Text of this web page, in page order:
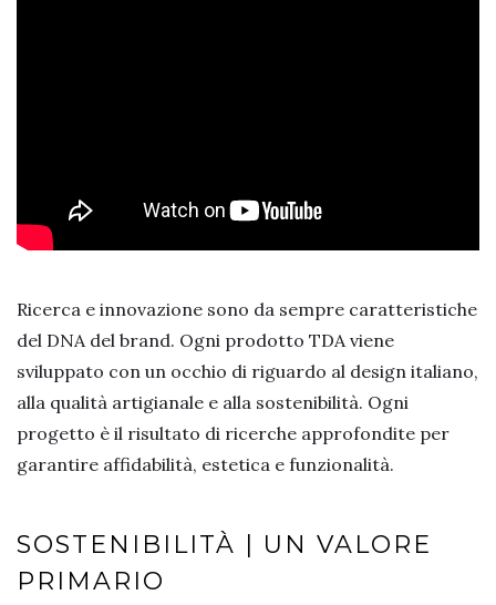
Ricerca e innovazione sono da sempre caratteristiche
del DNA del brand. Ogni prodotto TDA viene
sviluppato con un occhio di riguardo al design italiano,
alla qualità artigianale e alla sostenibilità. Ogni
progetto è il risultato di ricerche approfondite per
garantire affidabilità, estetica e funzionalità.
SOSTENIBILITÀ | UN VALORE
PRIMARIO